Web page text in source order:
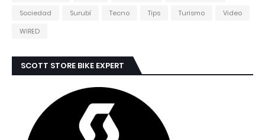
Sociedad
Surubí Tecno Tips Turismo
Video
WIRED
SCOTT STORE BIKE EXPERT